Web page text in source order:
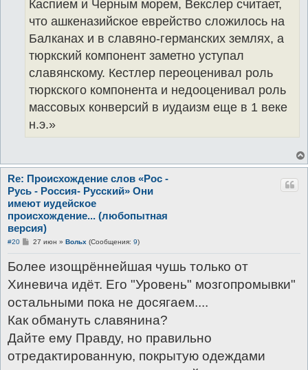
Каспием и Черным морем, Векслер считает,
что ашкеназийское еврейство сложилось на
Балканах и в славяно-германских землях, а
тюркский компонент заметно уступал
славянскому. Кестлер переоценивал роль
тюркского компонента и недооценивал роль
массовых конверсий в иудаизм еще в 1 веке
н.э.»
Re: Происхождение слов «Рос -
Русь - Россия- Русский» Они
имеют иудейское
происхождение... (любопытная
версия)
#20
С
б
е
н
и
е
27 июн » Вольх (Сообщения: 9)
Более изощрённейшая чушь только от
Хиневича идёт. Его "Уровень" мозгопромывки"
остальными пока не досягаем....
Как обмануть славянина?
Дайте ему Правду, но правильно
отредактированную, покрытую одеждами